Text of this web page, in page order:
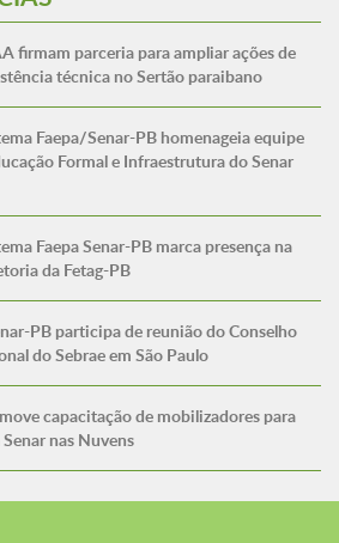
firmam parceria para ampliar ações de
técnica no Sertão paraibano
Faepa/Senar-PB homenageia equipe
Formal e Infraestrutura do Senar
Faepa Senar-PB marca presença na
da Fetag-PB
PB participa de reunião do Conselho
do Sebrae em São Paulo
capacitação de mobilizadores para
nas Nuvens